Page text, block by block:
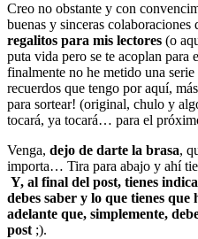
Creo no obstante y con
buenas y sinceras colaboraciones
regalitos para mis lectores (o
puta vida pero se te acoplan
finalmente no he metido una
recuerdos que tengo por aquí,
para sortear! (original, chulo y
tocará, ya tocará… para el
Venga, dejo de darte la brasa,
importa… Tira para abajo y ahí
Y, al final del post, tienes
debes saber y lo que tienes
adelante que, simplemente,
post ;).